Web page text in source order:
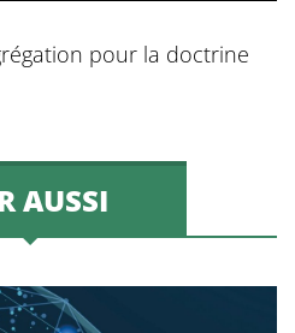
pour la doctrine
AUSSI